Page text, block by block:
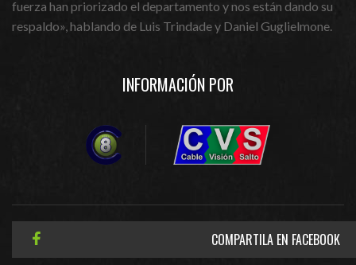
fuerza han priorizado el departamento y nos están dando su
respaldo», hablando de Luis Trindade y Daniel Guglielmone.
INFORMACIÓN POR
COMPARTILA EN FACEBOOK